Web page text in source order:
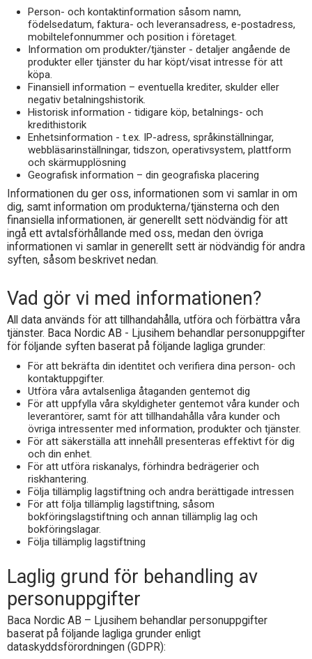
Person- och kontaktinformation såsom namn,
födelsedatum, faktura- och leveransadress, e-postadress,
mobiltelefonnummer och position i företaget.
Information om produkter/tjänster - detaljer angående de
produkter eller tjänster du har köpt/visat intresse för att
köpa.
Finansiell information – eventuella krediter, skulder eller
negativ betalningshistorik.
Historisk information - tidigare köp, betalnings- och
kredithistorik
Enhetsinformation - t.ex. IP-adress, språkinställningar,
webbläsarinställningar, tidszon, operativsystem, plattform
och skärmupplösning
Geografisk information – din geografiska placering
Informationen du ger oss, informationen som vi samlar in om
dig, samt information om produkterna/tjänsterna och den
finansiella informationen, är generellt sett nödvändig för att
ingå ett avtalsförhållande med oss, medan den övriga
informationen vi samlar in generellt sett är nödvändig för andra
syften, såsom beskrivet nedan.
Vad gör vi med informationen?
All data används för att tillhandahålla, utföra och förbättra våra
tjänster. Baca Nordic AB - Ljusihem behandlar personuppgifter
för följande syften baserat på följande lagliga grunder:
För att bekräfta din identitet och verifiera dina person- och
kontaktuppgifter.
Utföra våra avtalsenliga åtaganden gentemot dig
För att uppfylla våra skyldigheter gentemot våra kunder och
leverantörer, samt för att tillhandahålla våra kunder och
övriga intressenter med information, produkter och tjänster.
För att säkerställa att innehåll presenteras effektivt för dig
och din enhet.
För att utföra riskanalys, förhindra bedrägerier och
riskhantering.
Följa tillämplig lagstiftning och andra berättigade intressen
För att följa tillämplig lagstiftning, såsom
bokföringslagstiftning och annan tillämplig lag och
bokföringslagar.
Följa tillämplig lagstiftning
Laglig grund för behandling av
personuppgifter
Baca Nordic AB – Ljusihem behandlar personuppgifter
baserat på följande lagliga grunder enligt
dataskyddsförordningen (GDPR):